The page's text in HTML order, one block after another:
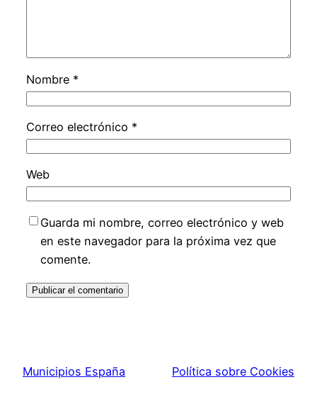
Nombre *
Correo electrónico *
Web
Guarda mi nombre, correo electrónico y web
en este navegador para la próxima vez que
comente.
Municipios España Política sobre Cookies